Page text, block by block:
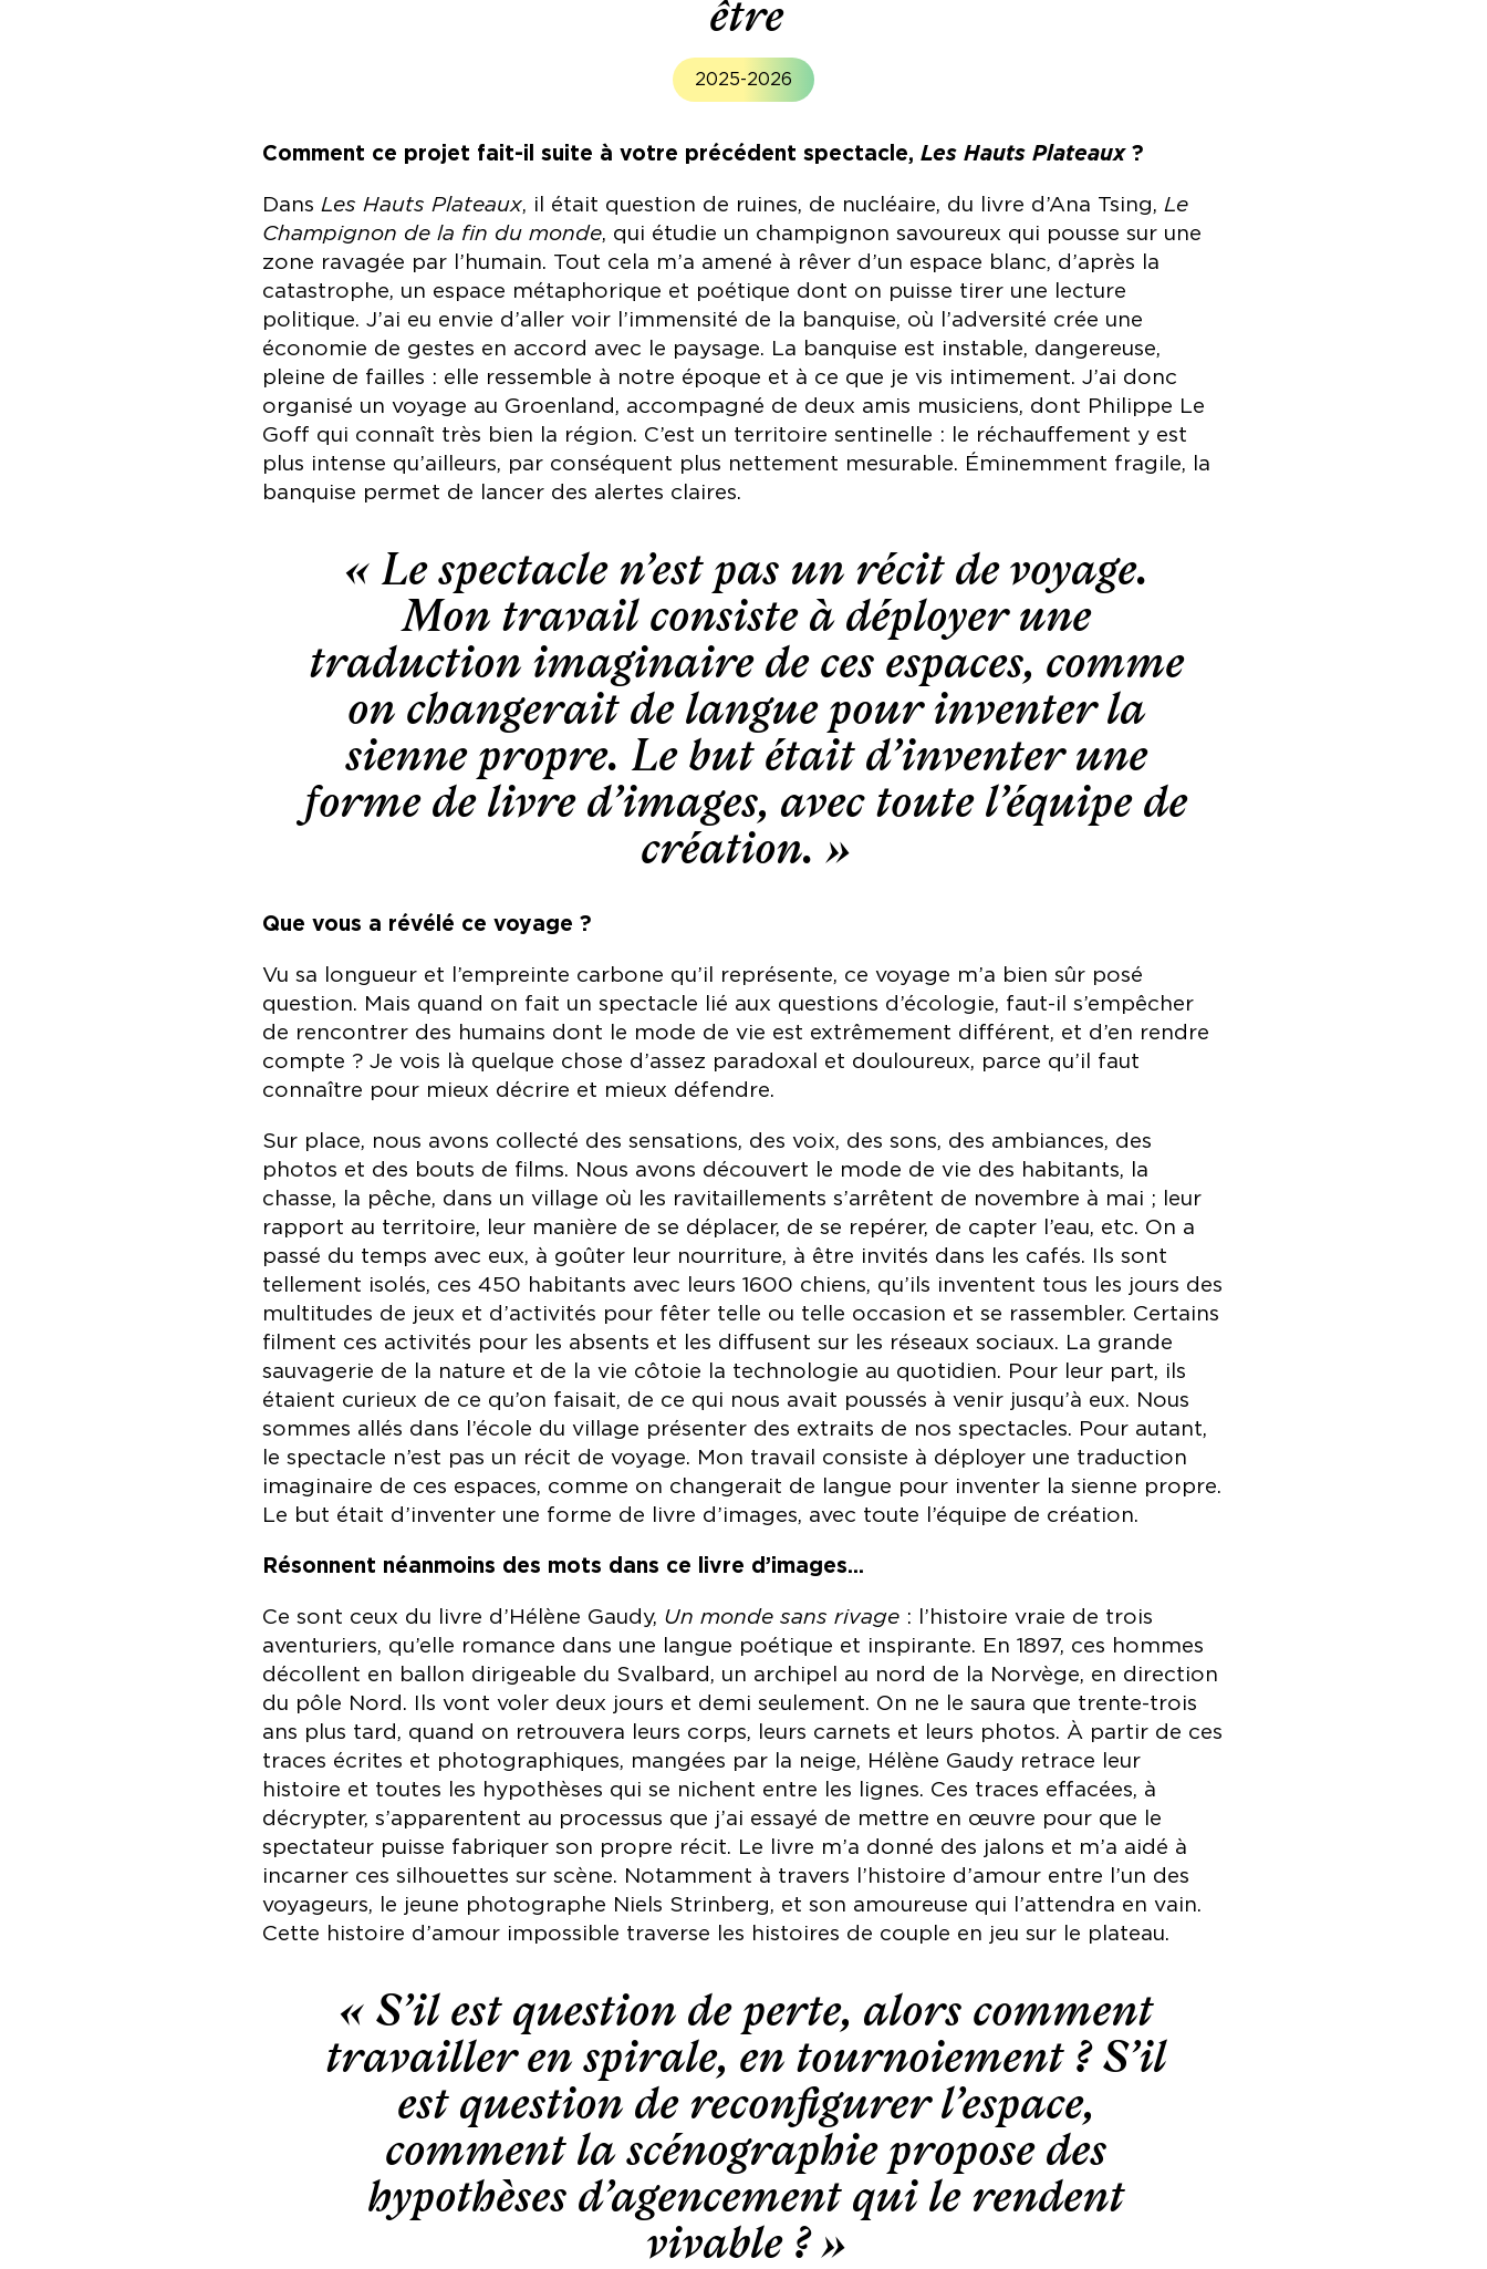
être
2025-2026
Comment ce projet fait-il suite à votre précédent spectacle, Les Hauts Plateaux?
Dans Les Hauts Plateaux, il était question de ruines, de nucléaire, du livre d’Ana Tsing, Le
Champignon de la fin du monde, qui étudie un champignon savoureux qui pousse sur une
zone ravagée par l’humain. Tout cela m’a amené à rêver d’un espace blanc, d’après la
catastrophe, un espace métaphorique et poétique dont on puisse tirer une lecture
politique. J’ai eu envie d’aller voir l’immensité de la banquise, où l’adversité crée une
économie de gestes en accord avec le paysage. La banquise est instable, dangereuse,
pleine de failles : elle ressemble à notre époque et à ce que je vis intimement. J’ai donc
organisé un voyage au Groenland, accompagné de deux amis musiciens, dont Philippe Le
Goff qui connaît très bien la région. C’est un territoire sentinelle : le réchauffement y est
plus intense qu’ailleurs, par conséquent plus nettement mesurable. Éminemment fragile, la
banquise permet de lancer des alertes claires.
« Le spectacle n’est pas un récit de voyage.
Mon travail consiste à déployer une
traduction imaginaire de ces espaces, comme
on changerait de langue pour inventer la
sienne propre. Le but était d’inventer une
forme de livre d’images, avec toute l’équipe de
création. »
Que vous a révélé ce voyage ?
Vu sa longueur et l’empreinte carbone qu’il représente, ce voyage m’a bien sûr posé
question. Mais quand on fait un spectacle lié aux questions d’écologie, faut-il s’empêcher
de rencontrer des humains dont le mode de vie est extrêmement différent, et d’en rendre
compte ? Je vois là quelque chose d’assez paradoxal et douloureux, parce qu’il faut
connaître pour mieux décrire et mieux défendre.
Sur place, nous avons collecté des sensations, des voix, des sons, des ambiances, des
photos et des bouts de films. Nous avons découvert le mode de vie des habitants, la
chasse, la pêche, dans un village où les ravitaillements s’arrêtent de novembre à mai ; leur
rapport au territoire, leur manière de se déplacer, de se repérer, de capter l’eau, etc. On a
passé du temps avec eux, à goûter leur nourriture, à être invités dans les cafés. Ils sont
tellement isolés, ces 450 habitants avec leurs 1600 chiens, qu’ils inventent tous les jours des
multitudes de jeux et d’activités pour fêter telle ou telle occasion et se rassembler. Certains
filment ces activités pour les absents et les diffusent sur les réseaux sociaux. La grande
sauvagerie de la nature et de la vie côtoie la technologie au quotidien. Pour leur part, ils
étaient curieux de ce qu’on faisait, de ce qui nous avait poussés à venir jusqu’à eux. Nous
sommes allés dans l’école du village présenter des extraits de nos spectacles. Pour autant,
le spectacle n’est pas un récit de voyage. Mon travail consiste à déployer une traduction
imaginaire de ces espaces, comme on changerait de langue pour inventer la sienne propre.
Le but était d’inventer une forme de livre d’images, avec toute l’équipe de création.
Résonnent néanmoins des mots dans ce livre d’images...
Ce sont ceux du livre d’Hélène Gaudy, Un monde sans rivage : l’histoire vraie de trois
aventuriers, qu’elle romance dans une langue poétique et inspirante. En 1897, ces hommes
décollent en ballon dirigeable du Svalbard, un archipel au nord de la Norvège, en direction
du pôle Nord. Ils vont voler deux jours et demi seulement. On ne le saura que trente-trois
ans plus tard, quand on retrouvera leurs corps, leurs carnets et leurs photos. À partir de ces
traces écrites et photographiques, mangées par la neige, Hélène Gaudy retrace leur
histoire et toutes les hypothèses qui se nichent entre les lignes. Ces traces effacées, à
décrypter, s’apparentent au processus que j’ai essayé de mettre en œuvre pour que le
spectateur puisse fabriquer son propre récit. Le livre m’a donné des jalons et m’a aidé à
incarner ces silhouettes sur scène. Notamment à travers l’histoire d’amour entre l’un des
voyageurs, le jeune photographe Niels Strinberg, et son amoureuse qui l’attendra en vain.
Cette histoire d’amour impossible traverse les histoires de couple en jeu sur le plateau.
« S’il est question de perte, alors comment
travailler en spirale, en tournoiement ? S’il
est question de reconfigurer l’espace,
comment la scénographie propose des
hypothèses d’agencement qui le rendent
vivable ? »